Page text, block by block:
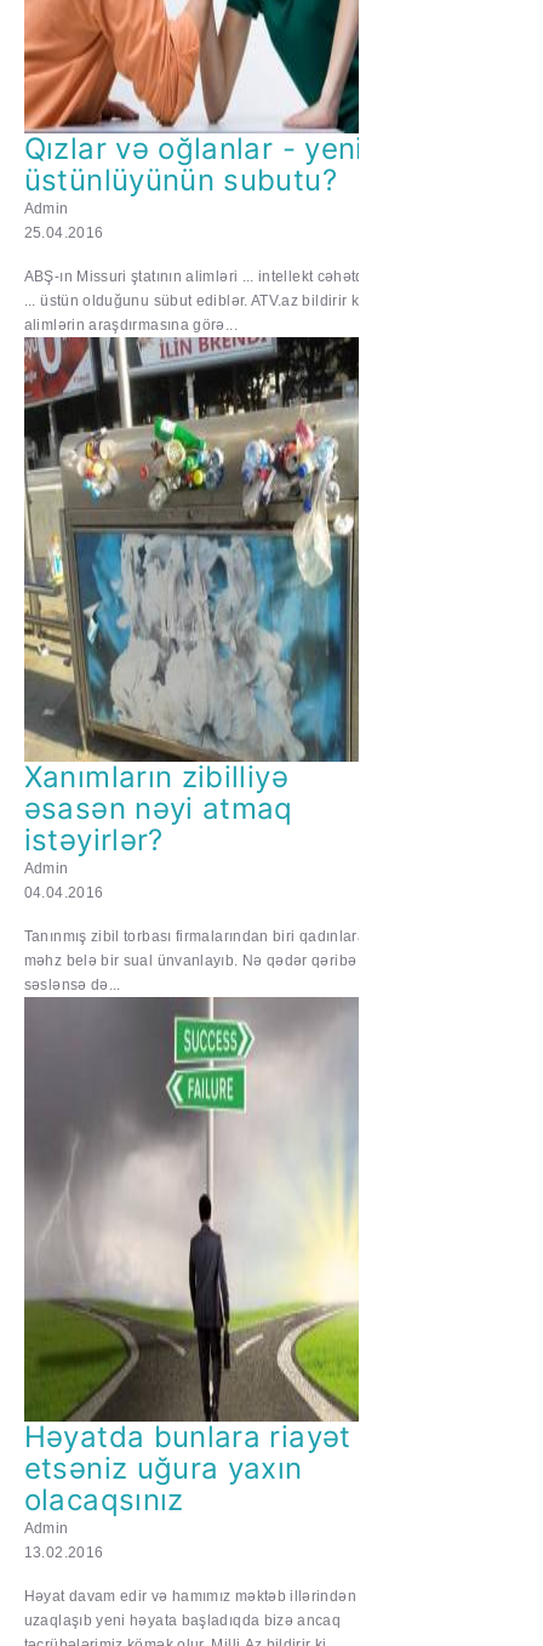
Qızlar və oğlanlar - yeni
üstünlüyünün subutu?
Admin
25.04.2016
ABŞ-ın Missuri ştatının alimləri ... intellekt cəhətdən
... üstün olduğunu sübut ediblər. ATV.az bildirir ki,
alimlərin araşdırmasına görə...
Xanımların zibilliyə
əsasən nəyi atmaq
istəyirlər?
Admin
04.04.2016
Tanınmış zibil torbası firmalarından biri qadınlara
məhz belə bir sual ünvanlayıb. Nə qədər qəribə
səslənsə də...
Həyatda bunlara riayət
etsəniz uğura yaxın
olacaqsınız
Admin
13.02.2016
Həyat davam edir və hamımız məktəb illərindən
uzaqlaşıb yeni həyata başladıqda bizə ancaq